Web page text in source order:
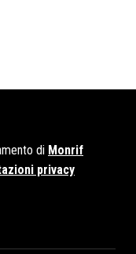
di Monrif
privacy